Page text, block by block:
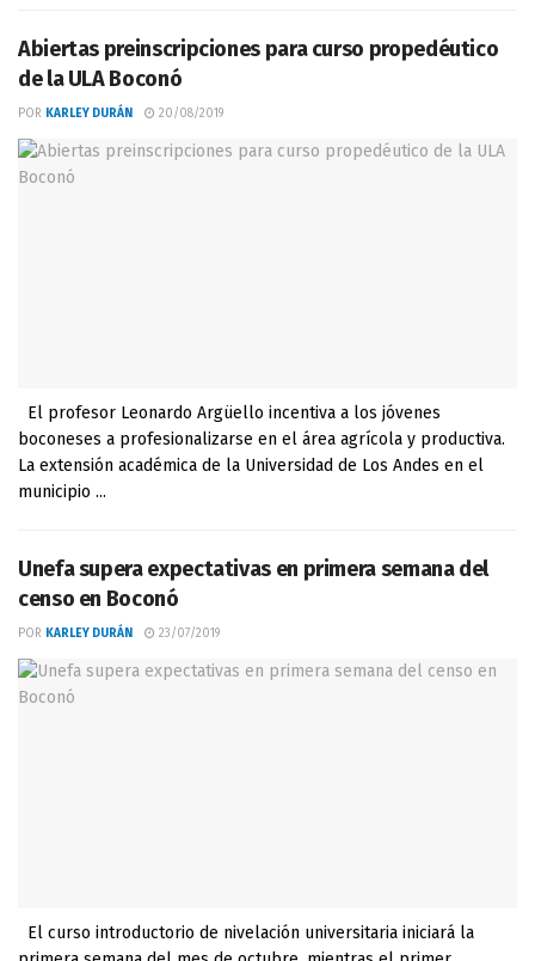
Abiertas preinscripciones para curso propedéutico
de la ULA Boconó
POR KARLEY DURÁN 20/08/2019
El profesor Leonardo Argüello incentiva a los jóvenes
boconeses a profesionalizarse en el área agrícola y productiva.
La extensión académica de la Universidad de Los Andes en el
municipio ...
Unefa supera expectativas en primera semana del
censo en Boconó
POR KARLEY DURÁN 23/07/2019
El curso introductorio de nivelación universitaria iniciará la